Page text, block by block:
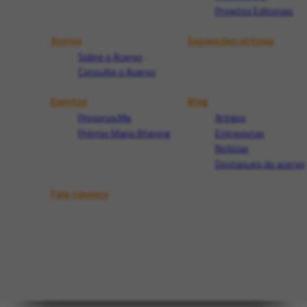
Projetos Editoriais
Acervo
Sobre o Acervo
Consulte o Acervo
Exposições virtuais
Eventos
Preserva.Me
Prêmio Mario Bhering
Blog
Artigos
Entrevistas
Notícias
Destaques do acervo
Fale conosco